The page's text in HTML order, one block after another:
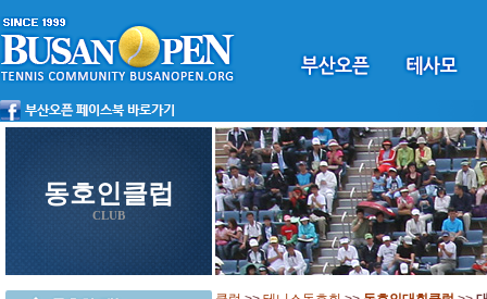
동호인클럽
CLUB